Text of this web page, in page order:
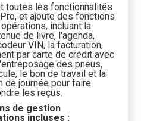
toutes les fonctionnalités
et ajoute des fonctions
incluant la
de livre, l'agenda,
VIN, la facturation,
par carte de crédit avec
des pneus,
le bon de travail et la
de journée pour faire
les reçus.
de gestion
incluses :